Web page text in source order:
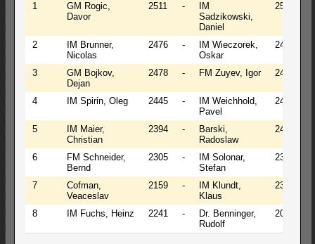
1
GM Rogic,
Davor
2511 -
IM
Sadzikowski,
Daniel
2538
2
IM Brunner,
Nicolas
2476 -
IM Wieczorek,
Oskar
2468
3
GM Bojkov,
Dejan
2478 - FM Zuyev, Igor 2430
4 IM Spirin, Oleg 2445 -
IM Weichhold,
Pavel
2423
5
IM Maier,
Christian
2394 -
Barski,
Radoslaw
2404
6
FM Schneider,
Bernd
2305 -
IM Solonar,
Stefan
2325
7
Cofman,
Veaceslav
2159 -
IM Klundt,
Klaus
2304
8 IM Fuchs, Heinz 2241 -
Dr. Benninger,
Rudolf
2047